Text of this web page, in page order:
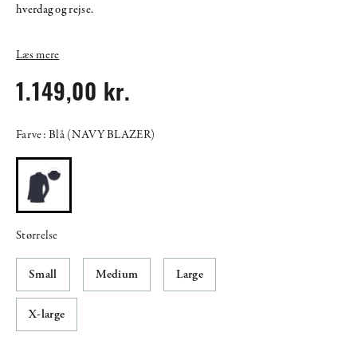
hverdag og rejse.
Læs mere
1.149,00 kr.
Farve: Blå (NAVY BLAZER)
Størrelse
Small Medium Large
X-large